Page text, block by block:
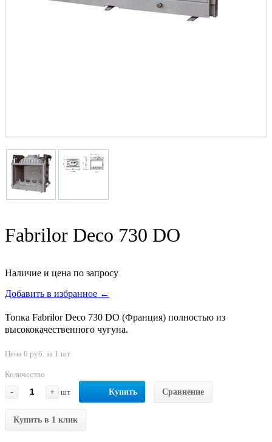
Fabrilor Deco 730 DO
Наличие и цена по запросу
Добавить в избранное ←
Топка Fabrilor Deco 730 DO (Франция) полностью из
высококачественного чугуна.
Цена 0 руб. за 1 шт
Количество
-
+ шт Купить Сравнение
Купить в 1 клик